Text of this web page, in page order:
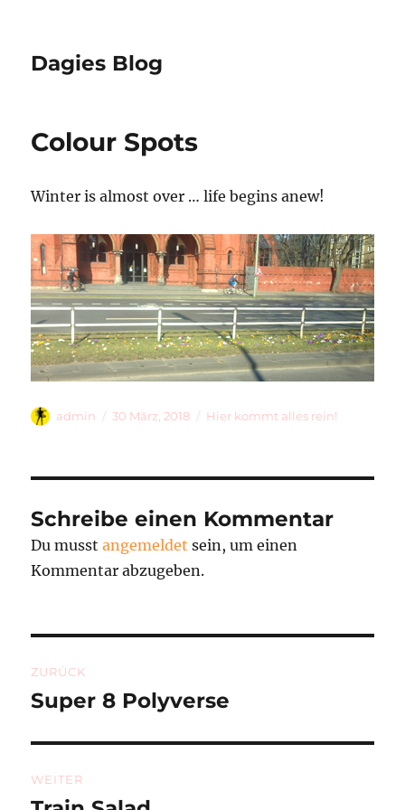
Dagies Blog
Colour Spots
Winter is almost over … life begins anew!
Autor
admin
Veröffentlicht
30 März, 2018 Kategorien
Hier kommt alles rein!
Schreibe einen Kommentar
Du musstangemeldet sein, um einen
Kommentar abzugeben.
ZURÜCK
Vorheriger
Super 8 Polyverse
WEITER